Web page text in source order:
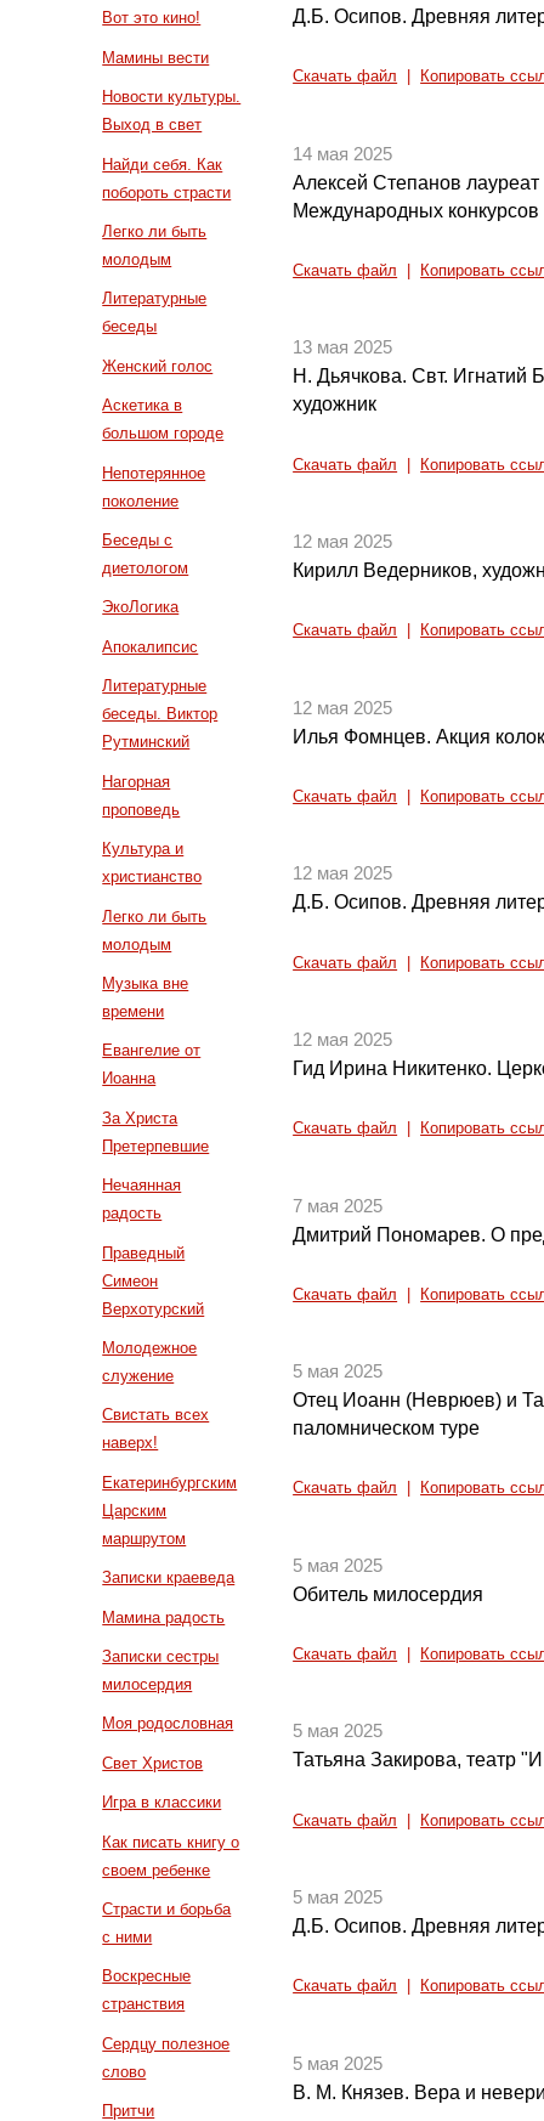
Вот это кино!
Мамины вести
Новости культуры.
Выход в свет
Найди себя. Как
побороть страсти
Легко ли быть
молодым
Литературные
беседы
Женский голос
Аскетика в
большом городе
Непотерянное
поколение
Беседы с
диетологом
ЭкоЛогика
Апокалипсис
Литературные
беседы. Виктор
Рутминский
Нагорная
проповедь
Культура и
христианство
Легко ли быть
молодым
Музыка вне
времени
Евангелие от
Иоанна
За Христа
Претерпевшие
Нечаянная
радость
Праведный
Симеон
Верхотурский
Молодежное
служение
Свистать всех
наверх!
Екатеринбургским
Царским
маршрутом
Записки краеведа
Мамина радость
Записки сестры
милосердия
Моя родословная
Свет Христов
Игра в классики
Как писать книгу о
своем ребенке
Страсти и борьба
с ними
Воскресные
странствия
Сердцу полезное
слово
Притчи
Д.Б. Осипов. Древняя
Скачать файл Копировать
14 мая 2025
Алексей Степанов лауреат
Международных
Скачать файл Копировать
13 мая 2025
Н. Дьячкова. Свт. Игнатий
художник
Скачать файл Копировать
12 мая 2025
Кирилл Ведерников,
Скачать файл Копировать
12 мая 2025
Илья Фомнцев. Акция
Скачать файл Копировать
12 мая 2025
Д.Б. Осипов. Древняя
Скачать файл Копировать
12 мая 2025
Гид Ирина Никитенко.
Скачать файл Копировать
7 мая 2025
Дмитрий Пономарев. О
Скачать файл Копировать
5 мая 2025
Отец Иоанн (Неврюев) и
паломническом туре
Скачать файл Копировать
5 мая 2025
Обитель милосердия
Скачать файл Копировать
5 мая 2025
Татьяна Закирова, театр
Скачать файл Копировать
5 мая 2025
Д.Б. Осипов. Древняя
Скачать файл Копировать
5 мая 2025
В. М. Князев. Вера и